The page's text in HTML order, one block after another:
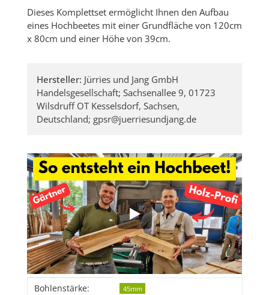
Dieses Komplettset ermöglicht Ihnen den Aufbau
eines Hochbeetes mit einer Grundfläche von 120cm
x 80cm und einer Höhe von 39cm.
Hersteller: Jürries und Jang GmbH
Handelsgesellschaft; Sachsenallee 9, 01723
Wilsdruff OT Kesselsdorf, Sachsen,
Deutschland; gpsr@juerriesundjang.de
Produkteigenschaft
Wert
Bohlenstärke: 45mm